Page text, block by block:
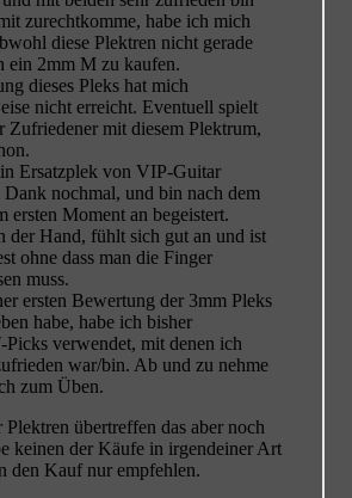
zurechtkomme, habe ich mich
diese Plektren nicht gerade
ein 2mm M zu kaufen.
dieses Pleks hat mich
nicht erreicht. Eventuell spielt
Zufriedener mit diesem Plektrum,
Ersatzplek von VIP-Guitar
nochmal, und bin nach dem
ersten Moment an begeistert.
der Hand, fühlt sich gut an und ist
ohne dass man die Finger
muss.
ersten Bewertung der 3mm Pleks
habe, habe ich bisher
Picks verwendet, mit denen ich
war/bin. Ab und zu nehme
zum Üben.
übertreffen das aber noch
keinen der Käufe in irgendeiner Art
den Kauf nur empfehlen.